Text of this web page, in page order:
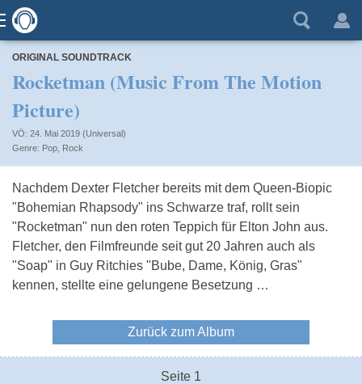
ORIGINAL SOUNDTRACK
Rocketman (Music From The Motion
Picture)
VÖ: 24. Mai 2019 (Universal)
Pop Rock
Nachdem Dexter Fletcher bereits mit dem Queen-Biopic
"Bohemian Rhapsody" ins Schwarze traf, rollt sein
"Rocketman" nun den roten Teppich für Elton John aus.
Fletcher, den Filmfreunde seit gut 20 Jahren auch als
"Soap" in Guy Ritchies "Bube, Dame, König, Gras"
kennen, stellte eine gelungene Besetzung …
Zurück zum Album
Seite 1